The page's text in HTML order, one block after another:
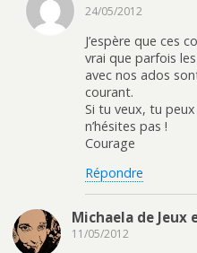
24/05/2012
J’espère que ces
vrai que parfois
avec nos ados
courant.
Si tu veux, tu
n’hésites pas !
Courage
Répondre
Michaela de Jeux
11/05/2012